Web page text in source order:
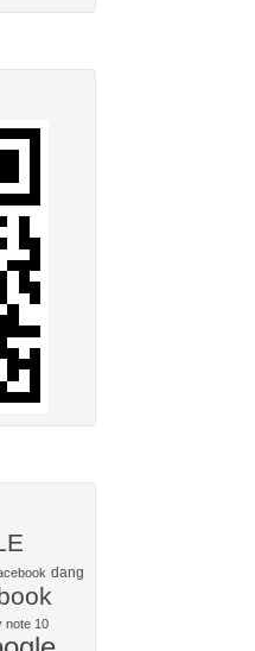
dang
note 10